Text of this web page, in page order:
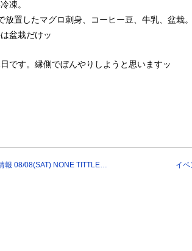
凍。
放置したマグロ刺身、コーヒー豆、牛乳、盆栽
盆栽だけッ
です。縁側でぼんやりしようと思いますッ
報 08/08(SAT) NONE TITTLE… イ